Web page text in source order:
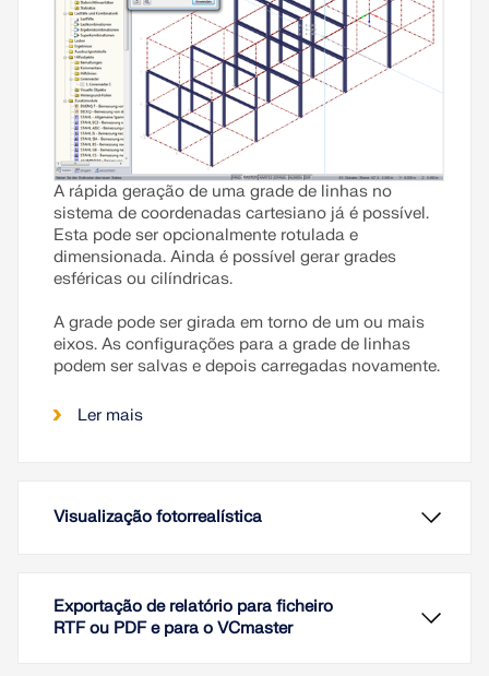
A rápida geração de uma grade de linhas no
sistema de coordenadas cartesiano já é possível.
Esta pode ser opcionalmente rotulada e
dimensionada. Ainda é possível gerar grades
esféricas ou cilíndricas.
A grade pode ser girada em torno de um ou mais
eixos. As configurações para a grade de linhas
podem ser salvas e depois carregadas novamente.
Ler mais
Visualização fotorrealística
Exportação de relatório para ficheiro
RTF ou PDF e para o VCmaster